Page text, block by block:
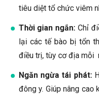
tiêu diệt tổ chức viêm
Thời gian ngắn: Chỉ
lại các tế bào bị tổn
điều trị, tùy cơ địa mỗi
Ngăn ngừa tái phát:
đông y. Giúp nâng cao